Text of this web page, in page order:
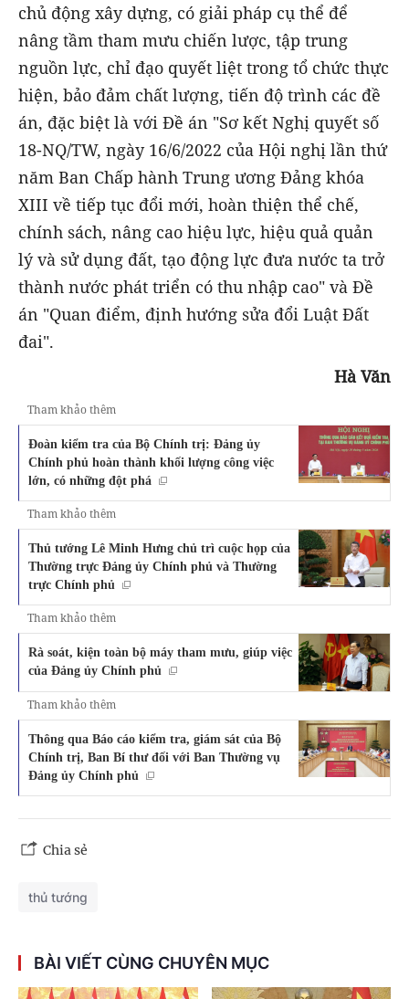
chủ động xây dựng, có giải pháp cụ thể để
nâng tầm tham mưu chiến lược, tập trung
nguồn lực, chỉ đạo quyết liệt trong tổ chức thực
hiện, bảo đảm chất lượng, tiến độ trình các đề
án, đặc biệt là với Đề án "Sơ kết Nghị quyết số
18-NQ/TW, ngày 16/6/2022 của Hội nghị lần thứ
năm Ban Chấp hành Trung ương Đảng khóa
XIII về tiếp tục đổi mới, hoàn thiện thể chế,
chính sách, nâng cao hiệu lực, hiệu quả quản
lý và sử dụng đất, tạo động lực đưa nước ta trở
thành nước phát triển có thu nhập cao" và Đề
án "Quan điểm, định hướng sửa đổi Luật Đất
đai".
Hà Văn
Tham khảo thêm
Đoàn kiểm tra của Bộ Chính trị: Đảng ủy
Chính phủ hoàn thành khối lượng công việc
lớn, có những đột phá
Tham khảo thêm
Thủ tướng Lê Minh Hưng chủ trì cuộc họp của
Thường trực Đảng ủy Chính phủ và Thường
trực Chính phủ
Tham khảo thêm
Rà soát, kiện toàn bộ máy tham mưu, giúp việc
của Đảng ủy Chính phủ
Tham khảo thêm
Thông qua Báo cáo kiểm tra, giám sát của Bộ
Chính trị, Ban Bí thư đối với Ban Thường vụ
Đảng ủy Chính phủ
Chia sẻ
thủ tướng
BÀI VIẾT CÙNG CHUYÊN MỤC